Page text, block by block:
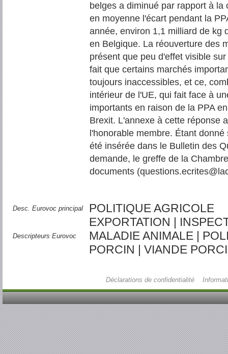
belges a diminué par rapport à
en moyenne l'écart pendant la
année, environ 1,1 milliard de kg
en Belgique. La réouverture des
présent que peu d'effet visible
fait que certains marchés
toujours inaccessibles, et ce,
intérieur de l'UE, qui fait face à
importants en raison de la PPA
Brexit. L'annexe à cette réponse
l'honorable membre. Étant
été insérée dans le Bulletin des
demande, le greffe de la
documents
Desc. Eurovoc principal POLITIQUE AGRICOLE
Descripteurs Eurovoc
EXPORTATION |
MALADIE ANIMALE |
PORCIN | VIANDE
Déclarations de confidentialité